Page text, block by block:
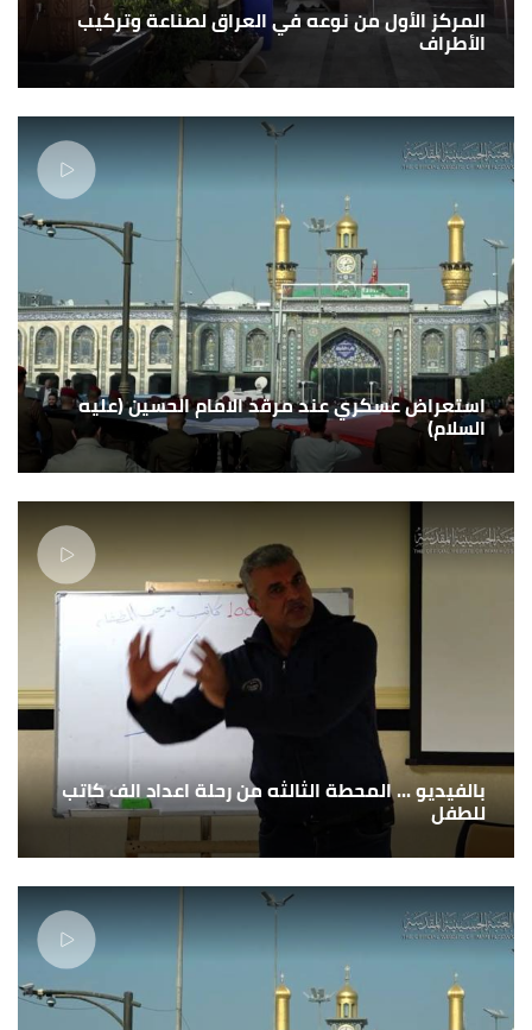
المركز الأول من نوعه في العراق لصناعة وتركيب
الأطراف
استعراض عسكري عند مرقد الامام الحسين (عليه
السلام)
بالفيديو ... المحطة الثالثه من رحلة اعداد الف كاتب
للطفل